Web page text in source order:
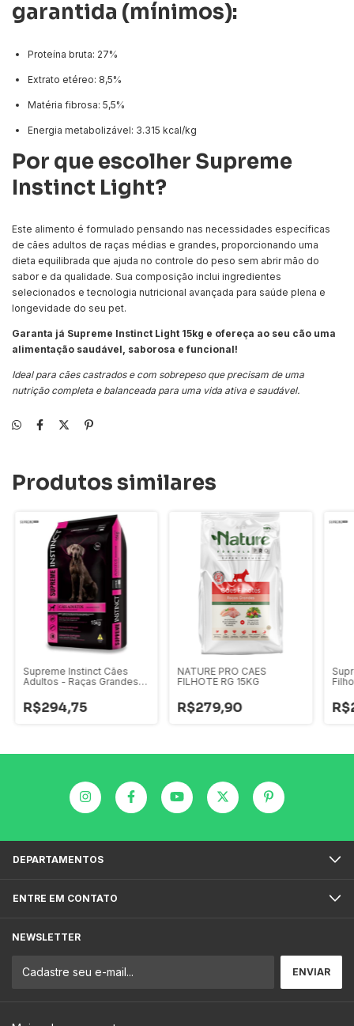
garantida (mínimos):
Proteína bruta: 27%
Extrato etéreo: 8,5%
Matéria fibrosa: 5,5%
Energia metabolizável: 3.315 kcal/kg
Por que escolher Supreme
Instinct Light?
Este alimento é formulado pensando nas necessidades específicas
de cães adultos de raças médias e grandes, proporcionando uma
dieta equilibrada que ajuda no controle do peso sem abrir mão do
sabor e da qualidade. Sua composição inclui ingredientes
selecionados e tecnologia nutricional avançada para saúde plena e
longevidade do seu pet.
Garanta já Supreme Instinct Light 15kg e ofereça ao seu cão uma
alimentação saudável, saborosa e funcional!
Ideal para cães castrados e com sobrepeso que precisam de uma
nutrição completa e balanceada para uma vida ativa e saudável.
Produtos similares
Supreme Instinct Cães
Adultos - Raças Grandes
R$294,75
NATURE PRO CAES
FILHOTE RG 15KG
R$279,90
DEPARTAMENTOS
ENTRE EM CONTATO
NEWSLETTER